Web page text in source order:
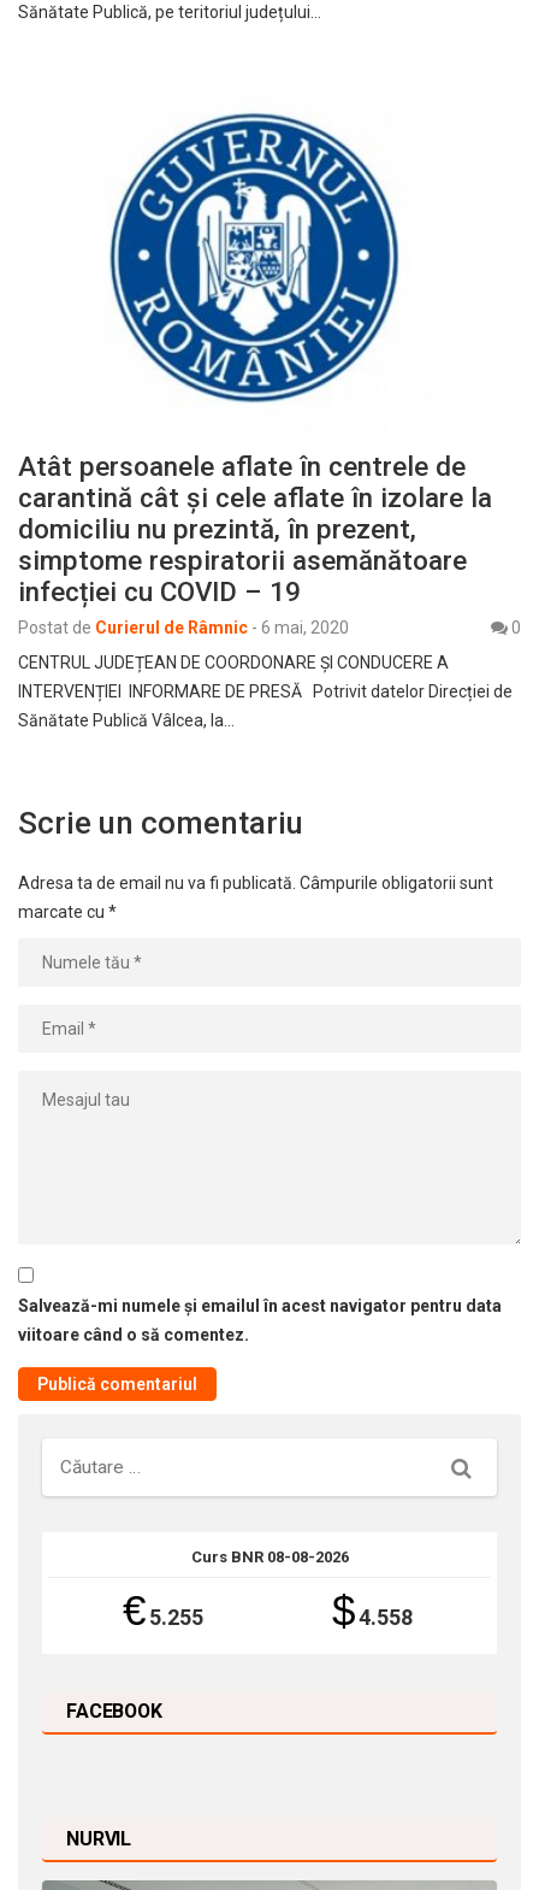
Sănătate Publică, pe teritoriul județului…
Atât persoanele aflate în centrele de
carantină cât și cele aflate în izolare la
domiciliu nu prezintă, în prezent,
simptome respiratorii asemănătoare
infecției cu COVID – 19
Postat de Curierul de Râmnic - 6 mai, 2020
0
CENTRUL JUDEȚEAN DE COORDONARE ȘI CONDUCERE A
INTERVENȚIEI INFORMARE DE PRESĂ Potrivit datelor Direcției de
Sănătate Publică Vâlcea, la…
Scrie un comentariu
Adresa ta de email nu va fi publicată. Câmpurile obligatorii sunt
marcate cu *
Salvează-mi numele și emailul în acest navigator pentru data
viitoare când o să comentez.
Căutare
Curs BNR 08-08-2026
€5.255 $4.558
FACEBOOK
NURVIL